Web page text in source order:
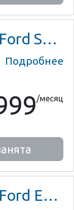
Ford Super Duty F-350
Подробнее
/месяц
Ford Escape SE